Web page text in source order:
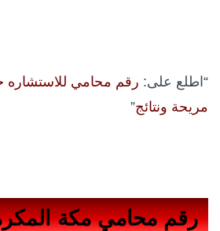
“اطلع على: رقم محامي للاستشاره
مريحة ونتائج”
رقم محامي مكة